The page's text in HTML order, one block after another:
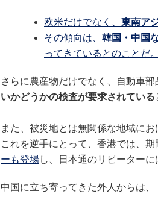
欧米だけでなく、 東南ア
その傾向は、 韓国・中国
ってきているとのことだ。
さらに農産物だけでなく、自動車部
いかどうかの検査が要求されている
また、被災地とは無関係な地域に
これを逆手にとって、香港では、期
ーも登場し、日本通のリピーターに
中国に立ち寄ってきた外人からは